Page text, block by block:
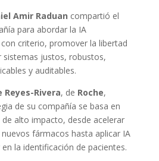
Amir Raduan compartió el
para abordar la IA
criterio, promover la libertad
sistemas justos, robustos,
y auditables.
Reyes-Rivera, de Roche,
de su compañía se basa en
alto impacto, desde acelerar
fármacos hasta aplicar IA
la identificación de pacientes.